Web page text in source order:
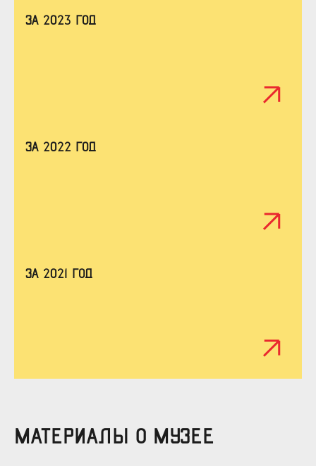
За 2023 год
За 2022 год
За 2021 год
МАТЕРИАЛЫ О МУЗЕЕ